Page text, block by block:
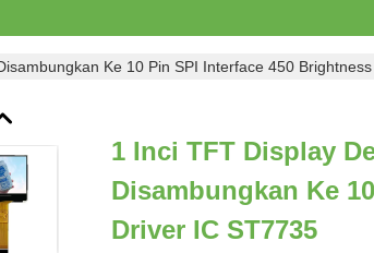
Ke 10 Pin SPI Interface 450
1 Inci TFT Display
Disambungkan Ke
Driver IC ST7735